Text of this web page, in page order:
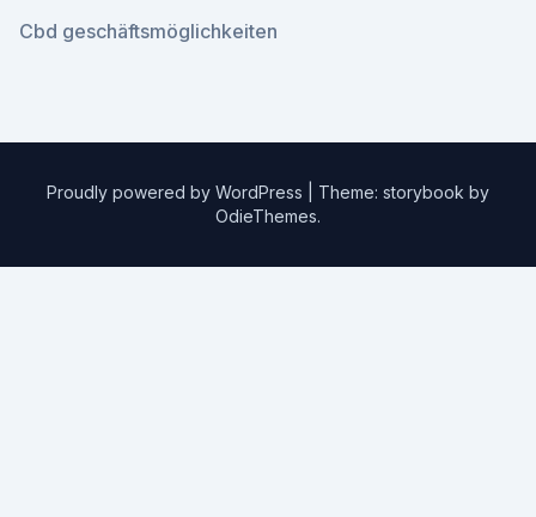
Cbd geschäftsmöglichkeiten
Proudly powered by WordPress
Theme: storybook by
OdieThemes.